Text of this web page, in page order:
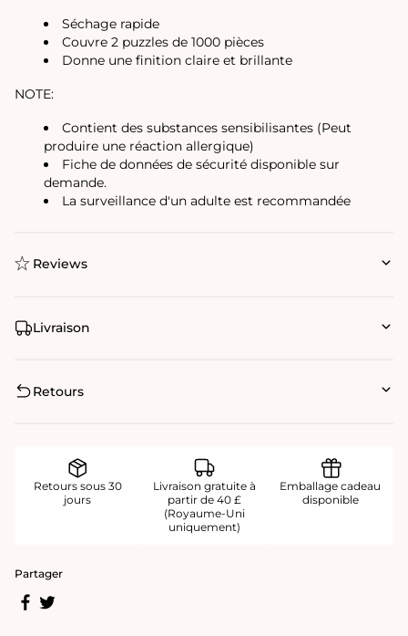
Séchage rapide
Couvre 2 puzzles de 1000 pièces
Donne une finition claire et brillante
NOTE:
Contient des substances sensibilisantes (Peut
produire une réaction allergique)
Fiche de données de sécurité disponible sur
demande.
La surveillance d'un adulte est recommandée
Reviews
Livraison
Retours
Retours sous 30
jours
Livraison gratuite à
partir de 40 £
(Royaume-Uni
uniquement)
Emballage cadeau
disponible
Partager